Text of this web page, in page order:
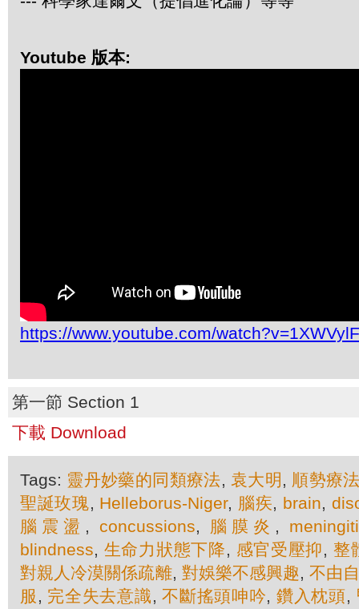
Youtube 版本:
https://www.youtube.com/
第一節 Section 1
下載 Download
Tags: 靈丹妙藥的同類療法, 袁大明 , 順勢療
聖誕玫瑰, Helleborus-Niger, 腦疾, brain,
腦震盪 , concussions, 腦膜炎 ,
blindness, 生命力狀態下降, 感官受壓抑, 整
對親人冷漠關係疏離, 對娛樂不感興趣,不由
服 , 完全失去意識,不斷搖頭呻吟,鑽入枕頭,